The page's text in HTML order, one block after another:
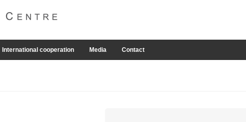
International cooperation Media Contact